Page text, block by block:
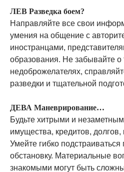
ЛЕВ Разведка боем?
Направляйте все свои
умения на общение с
иностранцами,
образования. Не забывайте о
недоброжелателях,
разведки и тщательной
ДЕВА Маневрирование…
Будьте хитрыми и
имущества, кредитов, долгов,
Умейте гибко
обстановку. Материальные
знакомыми могут быть